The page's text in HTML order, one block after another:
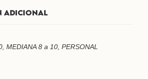
adicional
MEDIANA 8 a 10, PERSONAL